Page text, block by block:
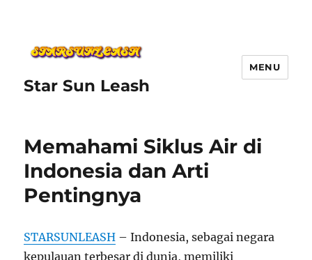
Star Sun Leash
MENU
Memahami Siklus Air di
Indonesia dan Arti
Pentingnya
STARSUNLEASH – Indonesia, sebagai negara
kepulauan terbesar di dunia, memiliki